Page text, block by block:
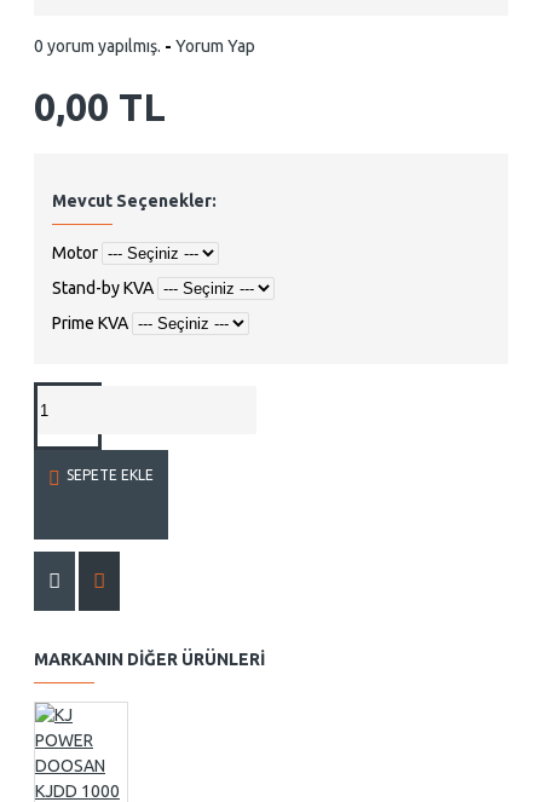
0 yorum yapılmış. - Yorum Yap
0,00 TL
Mevcut Seçenekler:
Motor
Stand-by KVA
Prime KVA
SEPETE EKLE
MARKANIN DIĞER ÜRÜNLERI